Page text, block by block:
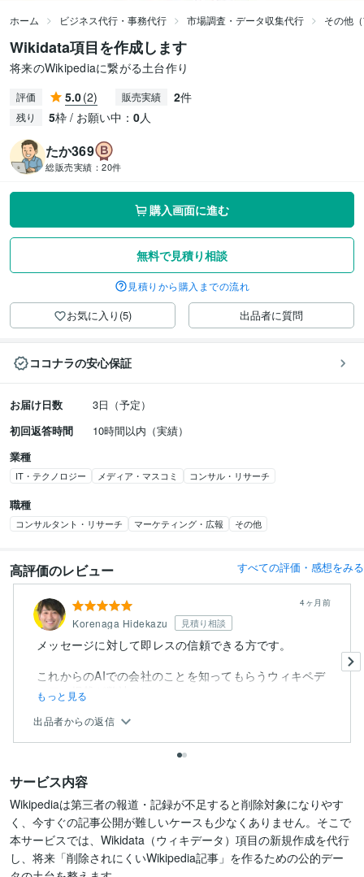
ホーム ビジネス代行・事務代行 市場調査・データ収集代行 その他
Wikidata項目を作成します
将来のWikipediaに繋がる土台作り
評価 5.0(2) 販売実績 2件
残り 5枠 / お願い中： 0人
たか369
総販売実績： 20件
購入画面に進む
無料で見積り相談
見積りから購入までの流れ
お気に入り(5) 出品者に質問
ココナラの安心保証
お届け日数
3日（予定）
初回返答時間
10時間以内（実績）
業種
IT・テクノロジー メディア・マスコミ コンサル・リサーチ
職種
コンサルタント・リサーチ マーケティング・広報 その他
高評価のレビュー すべての評価・感想をみる
Korenaga Hidekazu 見積り相談
4ヶ月前
メッセージに対して即レスの信頼できる方です。
これからのAIでの会社のことを知ってもらうウィキペデ
ィアの掲載が弊社では...
もっと見る
出品者からの返信
サービス内容
Wikipediaは第三者の報道・記録が不足すると削除対象になりやす
く、今すぐの記事公開が難しいケースも少なくありません。そこで
本サービスでは、Wikidata（ウィキデータ）項目の新規作成を代行
し、将来「削除されにくいWikipedia記事」を作るための公的デー